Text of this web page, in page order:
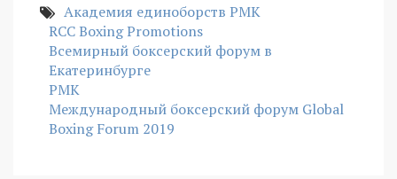
Академия единоборств РМК
RCC Boxing Promotions
Всемирный боксерский форум в
Екатеринбурге
РМК
Международный боксерский форум Global
Boxing Forum 2019